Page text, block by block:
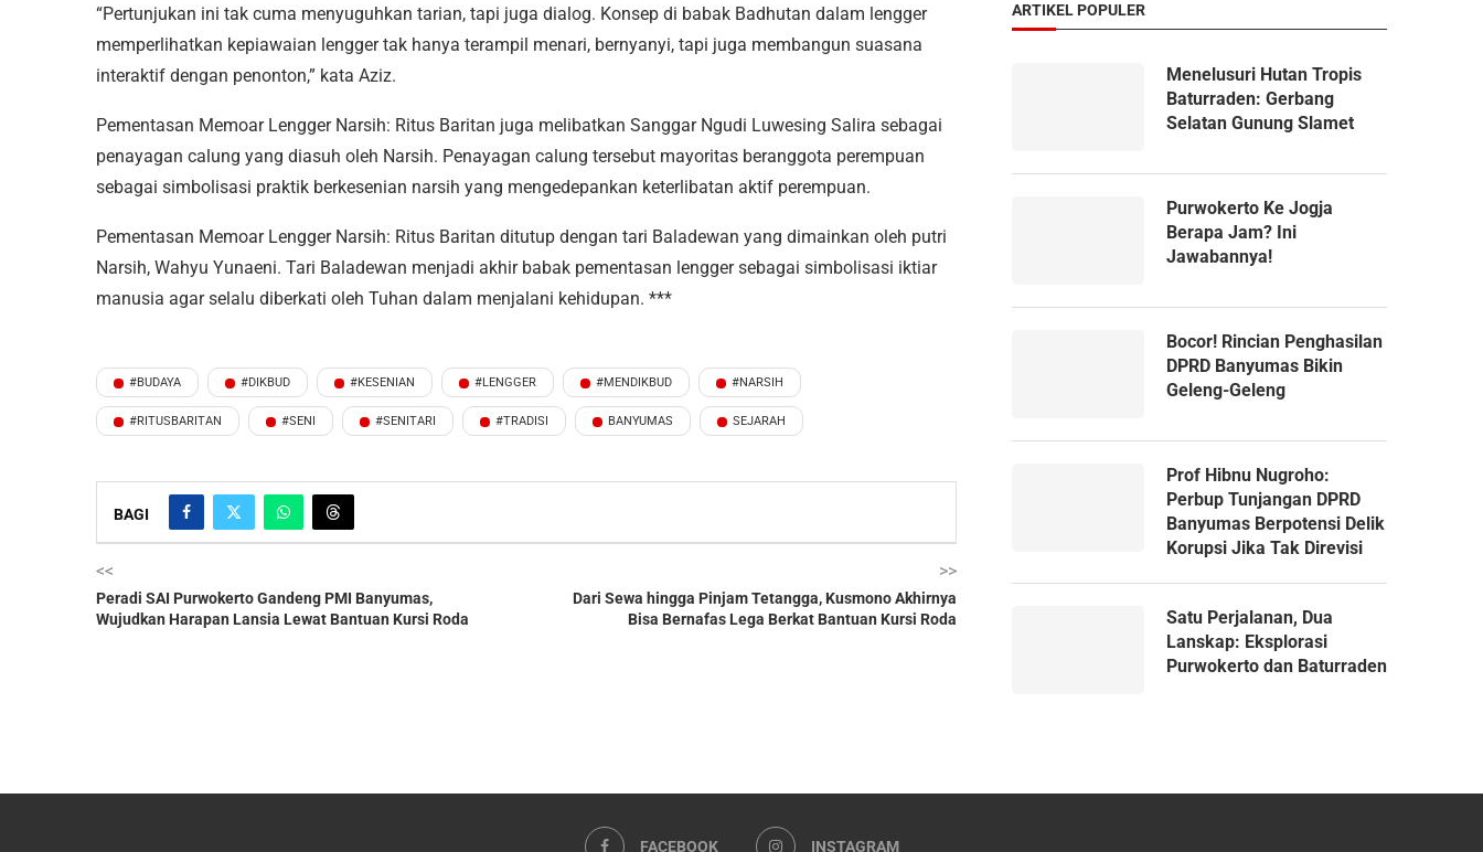
“Pertunjukan ini tak cuma menyuguhkan tarian, tapi juga dialog. Konsep di babak Badhutan dalam lengger
memperlihatkan kepiawaian lengger tak hanya terampil menari, bernyanyi, tapi juga membangun suasana
interaktif dengan penonton,” kata Aziz.
Pementasan Memoar Lengger Narsih: Ritus Baritan juga melibatkan Sanggar Ngudi Luwesing Salira sebagai
penayagan calung yang diasuh oleh Narsih. Penayagan calung tersebut mayoritas beranggota perempuan
sebagai simbolisasi praktik berkesenian narsih yang mengedepankan keterlibatan aktif perempuan.
Pementasan Memoar Lengger Narsih: Ritus Baritan ditutup dengan tari Baladewan yang dimainkan oleh putri
Narsih, Wahyu Yunaeni. Tari Baladewan menjadi akhir babak pementasan lengger sebagai simbolisasi iktiar
manusia agar selalu diberkati oleh Tuhan dalam menjalani kehidupan. ***
#BUDAYA #DIKBUD #KESENIAN #LENGGER #MENDIKBUD #NARSIH
#RITUSBARITAN #SENI #SENITARI #TRADISI BANYUMAS SEJARAH
BAGI
<<
Peradi SAI Purwokerto Gandeng PMI Banyumas,
Wujudkan Harapan Lansia Lewat Bantuan Kursi Roda
>>
Dari Sewa hingga Pinjam Tetangga, Kusmono Akhirnya
Bisa Bernafas Lega Berkat Bantuan Kursi Roda
ARTIKEL POPULER
Menelusuri Hutan Tropis
Baturraden: Gerbang
Selatan Gunung Slamet
Purwokerto Ke Jogja
Berapa Jam? Ini
Jawabannya!
Bocor! Rincian Penghasilan
DPRD Banyumas Bikin
Geleng-Geleng
Prof Hibnu Nugroho:
Perbup Tunjangan DPRD
Banyumas Berpotensi Delik
Korupsi Jika Tak Direvisi
Satu Perjalanan, Dua
Lanskap: Eksplorasi
Purwokerto dan Baturraden
FACEBOOK INSTAGRAM